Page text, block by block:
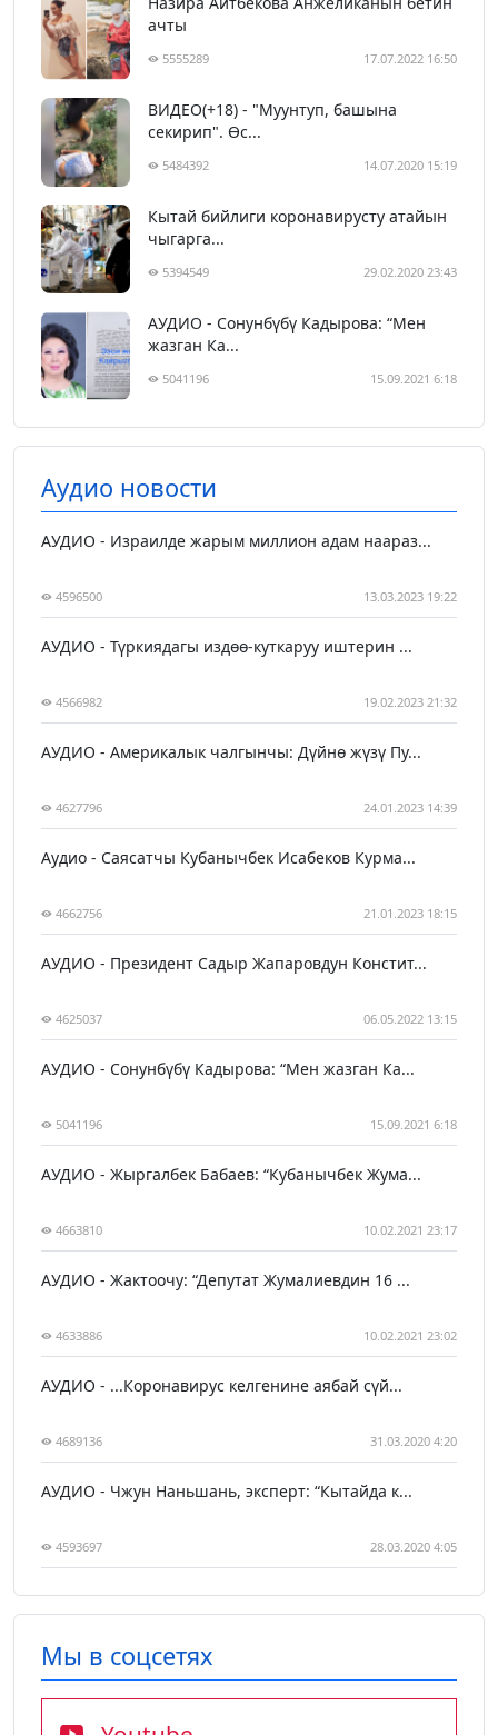
ачты
5555289 17.07.2022 16:50
ВИДЕО(+18) - "Муунтуп, башына
секирип". Өс...
5484392 14.07.2020 15:19
Кытай бийлиги коронавирусту атайын
чыгарга...
5394549 29.02.2020 23:43
АУДИО - Сонунбүбү Кадырова: “Мен
жазган Ка...
5041196 15.09.2021 6:18
Аудио новости
АУДИО - Израилде жарым миллион адам наараз...
4596500 13.03.2023 19:22
АУДИО - Түркиядагы издөө-куткаруу иштерин ...
4566982 19.02.2023 21:32
АУДИО - Америкалык чалгынчы: Дүйнө жүзү Пу...
4627796 24.01.2023 14:39
Аудио - Саясатчы Кубанычбек Исабеков Курма...
4662756 21.01.2023 18:15
АУДИО - Президент Садыр Жапаровдун Констит...
4625037 06.05.2022 13:15
АУДИО - Сонунбүбү Кадырова: “Мен жазган Ка...
5041196 15.09.2021 6:18
АУДИО - Жыргалбек Бабаев: “Кубанычбек Жума...
4663810 10.02.2021 23:17
АУДИО - Жактоочу: “Депутат Жумалиевдин 16 ...
4633886 10.02.2021 23:02
АУДИО - ...Коронавирус келгенине аябай сүй...
4689136 31.03.2020 4:20
АУДИО - Чжун Наньшань, эксперт: “Кытайда к...
4593697 28.03.2020 4:05
Мы в соцсетях